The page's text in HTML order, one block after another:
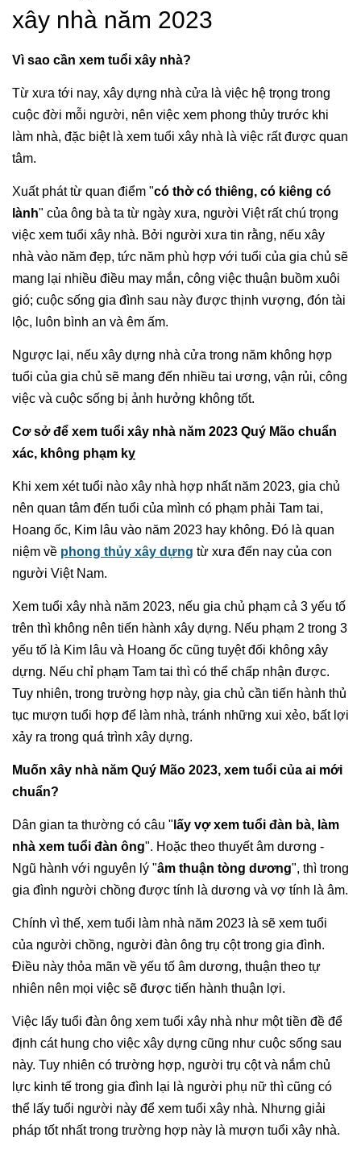
xây nhà năm 2023
Vì sao cần xem tuổi xây nhà?
Từ xưa tới nay, xây dựng nhà cửa là việc hệ trọng trong
cuộc đời mỗi người, nên việc xem phong thủy trước khi
làm nhà, đặc biệt là xem tuổi xây nhà là việc rất được quan
tâm.
Xuất phát từ quan điểm "có thờ có thiêng, có kiêng có
lành" của ông bà ta từ ngày xưa, người Việt rất chú trọng
việc xem tuổi xây nhà. Bởi người xưa tin rằng, nếu xây
nhà vào năm đẹp, tức năm phù hợp với tuổi của gia chủ sẽ
mang lại nhiều điều may mắn, công việc thuận buồm xuôi
gió; cuộc sống gia đình sau này được thịnh vượng, đón tài
lộc, luôn bình an và êm ấm.
Ngược lại, nếu xây dựng nhà cửa trong năm không hợp
tuổi của gia chủ sẽ mang đến nhiều tai ương, vận rủi, công
việc và cuộc sống bị ảnh hưởng không tốt.
Cơ sở để xem tuổi xây nhà năm 2023 Quý Mão chuẩn
xác, không phạm kỵ
Khi xem xét tuổi nào xây nhà hợp nhất năm 2023, gia chủ
nên quan tâm đến tuổi của mình có phạm phải Tam tai,
Hoang ốc, Kim lâu vào năm 2023 hay không. Đó là quan
niệm về phong thủy xây dựng từ xưa đến nay của con
người Việt Nam.
Xem tuổi xây nhà năm 2023, nếu gia chủ phạm cả 3 yếu tố
trên thì không nên tiến hành xây dựng. Nếu phạm 2 trong 3
yếu tố là Kim lâu và Hoang ốc cũng tuyệt đối không xây
dựng. Nếu chỉ phạm Tam tai thì có thể chấp nhận được.
Tuy nhiên, trong trường hợp này, gia chủ cần tiến hành thủ
tục mượn tuổi hợp để làm nhà, tránh những xui xẻo, bất lợi
xảy ra trong quá trình xây dựng.
Muốn xây nhà năm Quý Mão 2023, xem tuổi của ai mới
chuẩn?
Dân gian ta thường có câu " lấy vợ xem tuổi đàn bà, làm
nhà xem tuổi đàn ông". Hoặc theo thuyết âm dương -
Ngũ hành với nguyên lý "âm thuận tòng dương", thì trong
gia đình người chồng được tính là dương và vợ tính là âm.
Chính vì thế, xem tuổi làm nhà năm 2023 là sẽ xem tuổi
của người chồng, người đàn ông trụ cột trong gia đình.
Điều này thỏa mãn về yếu tố âm dương, thuận theo tự
nhiên nên mọi việc sẽ được tiến hành thuận lợi.
Việc lấy tuổi đàn ông xem tuổi xây nhà như một tiền đề để
định cát hung cho việc xây dựng cũng như cuộc sống sau
này. Tuy nhiên có trường hợp, người trụ cột và nắm chủ
lực kinh tế trong gia đình lại là người phụ nữ thì cũng có
thể lấy tuổi người này để xem tuổi xây nhà. Nhưng giải
pháp tốt nhất trong trường hợp này là mượn tuổi xây nhà.